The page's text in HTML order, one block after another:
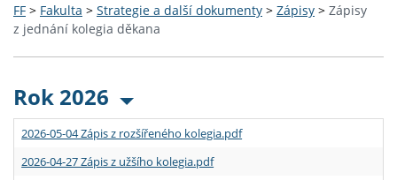
FF > Fakulta > Strategie a další dokumenty > Zápisy > Zápisy
z jednání kolegia děkana
Rok 2026
2026-05-04 Zápis z rozšířeného kolegia.pdf
2026-04-27 Zápis z užšího kolegia.pdf